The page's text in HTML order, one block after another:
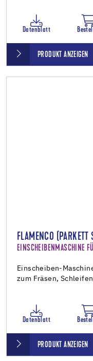
Datenblatt
PRODUKT ANZEIGEN
FLAMENCO (PARKETT
EINSCHEIBENMASCHINE
Einscheiben-
zum Fräsen,
Datenblatt
PRODUKT ANZEIGEN